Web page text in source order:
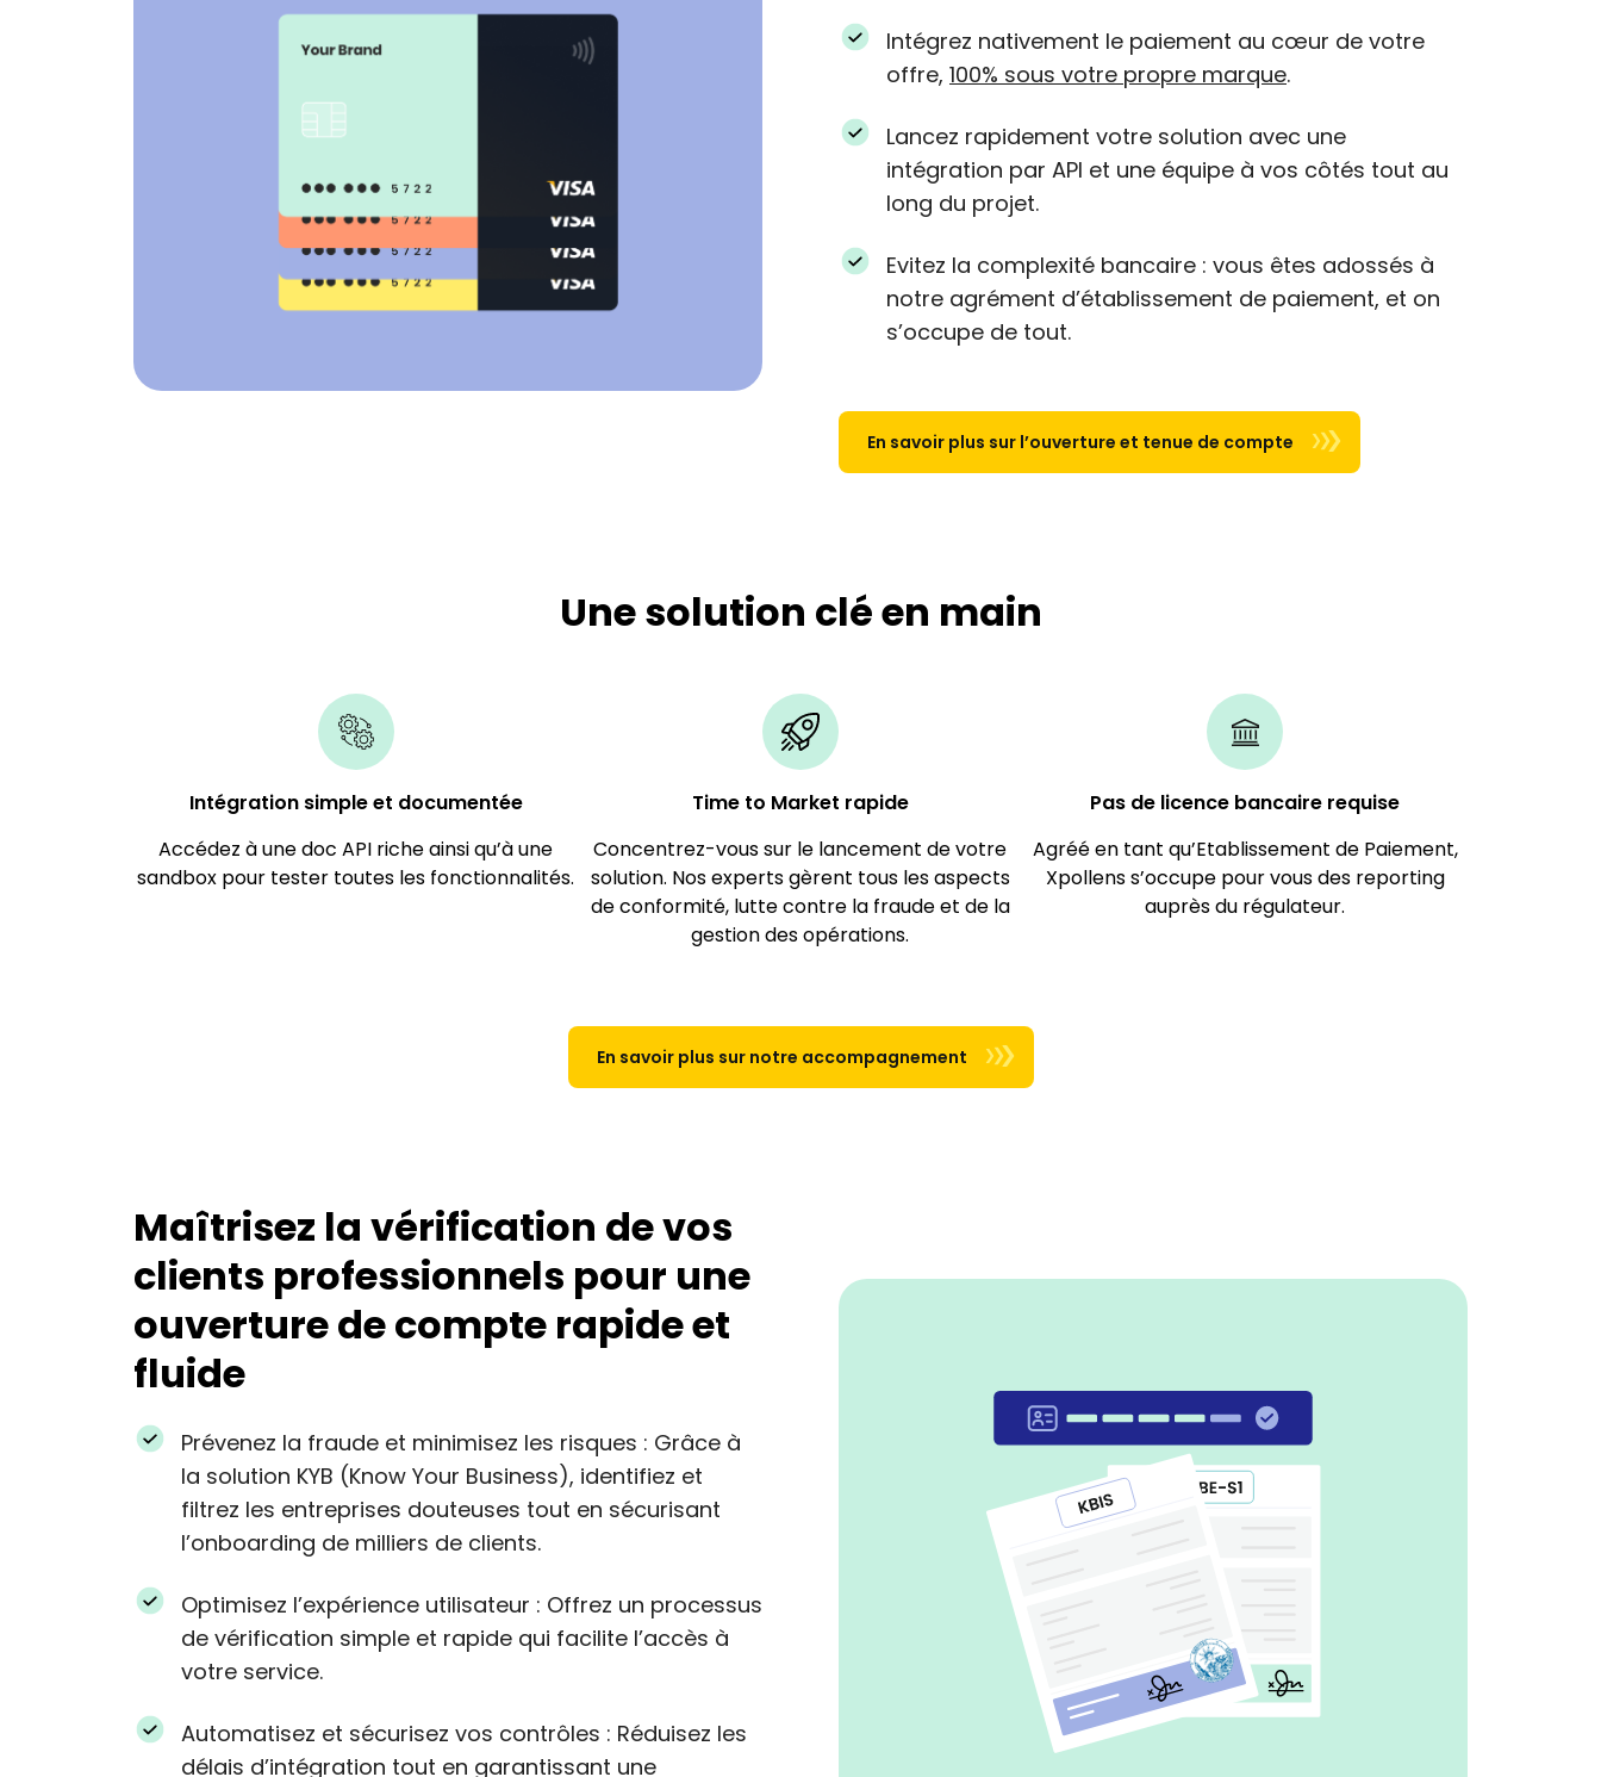
Intégrez nativement le paiement au cœur de votre
offre, 100% sous votre propre marque.​
Lancez rapidement votre solution avec une
intégration par API et une équipe à vos côtés tout au
long du projet.​
Evitez la complexité bancaire : vous êtes adossés à
notre agrément d’établissement de paiement, et on
s’occupe de tout.
En savoir plus sur l’ouverture et tenue de compte
Une solution clé en main
Intégration simple ​et documentée​
Accédez à une doc API riche ainsi qu’à une
sandbox pour tester toutes les fonctionnalités.
Time to Market rapide​
Concentrez-vous sur le lancement de votre
solution. Nos experts gèrent tous les aspects
de conformité, lutte contre la fraude et de la
gestion des opérations.
Pas de licence bancaire requise​
Agréé en tant qu’Etablissement de Paiement,
Xpollens s’occupe pour vous des reporting
auprès du régulateur.​
En savoir plus sur notre accompagnement​
Maîtrisez la vérification de vos
clients professionnels pour une
ouverture de compte rapide et
fluide
Prévenez la fraude et minimisez les risques : Grâce à
la solution KYB (Know Your Business), identifiez et
filtrez les entreprises douteuses tout en sécurisant
l’onboarding de milliers de clients.
Optimisez l’expérience utilisateur : Offrez un processus
de vérification simple et rapide qui facilite l’accès à
votre service.
Automatisez et sécurisez vos contrôles : Réduisez les
délais d’intégration tout en garantissant une